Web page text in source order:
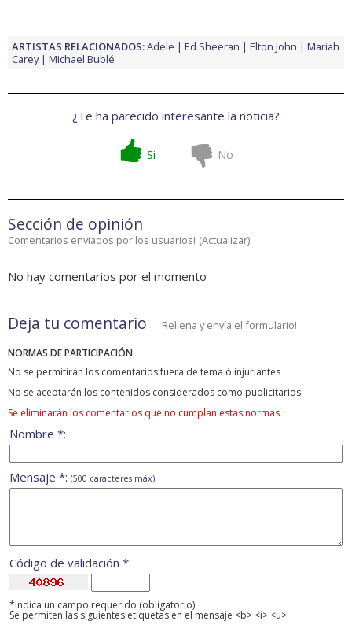
ARTISTAS RELACIONADOS:Adele Ed Sheeran Elton John
Mariah
Carey
Michael Bublé
¿Te ha parecido interesante la noticia?
Si No
Sección de opinión
Comentarios enviados por los usuarios! (Actualizar)
No hay comentarios por el momento
Deja tu comentario Rellena y envía el formulario!
NORMAS DE PARTICIPACIÓN
No se permitirán los comentarios fuera de tema ó injuriantes
No se aceptarán los contenidos considerados como publicitarios
Se eliminarán los comentarios que no cumplan estas normas
Nombre *:
Mensaje *: (500 caracteres máx)
Código de validación *:
*Indica un campo requerido (obligatorio)
Se permiten las siguientes etiquetas en el mensaje <b> <i> <u>